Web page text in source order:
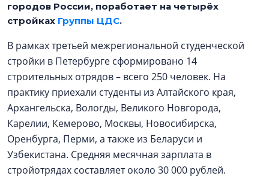
городов России, поработает на четырёх
стройках Группы ЦДС.
В рамках третьей межрегиональной студенческой
стройки в Петербурге сформировано 14
строительных отрядов – всего 250 человек. На
практику приехали студенты из Алтайского края,
Архангельска, Вологды, Великого Новгорода,
Карелии, Кемерово, Москвы, Новосибирска,
Оренбурга, Перми, а также из Беларуси и
Узбекистана. Средняя месячная зарплата в
стройотрядах составляет около 30 000 рублей.